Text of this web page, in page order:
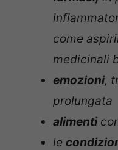
come
medicinali
emozioni,
prolungata
alimenti
le